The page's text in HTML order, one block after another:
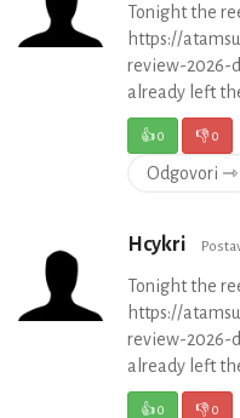
Tonight the
https://
review-2026-
already left
👍0 👎0
Odgovori ⇾
Hcykri
Tonight the
https://
review-2026-
already left
👍0 👎0